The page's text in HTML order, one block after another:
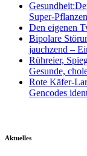
Super-
Den eigenen
Bipolare
jauchzend –
Rühreier,
Gesunde,
Rote Käfer-
Gencodes
Aktuelles